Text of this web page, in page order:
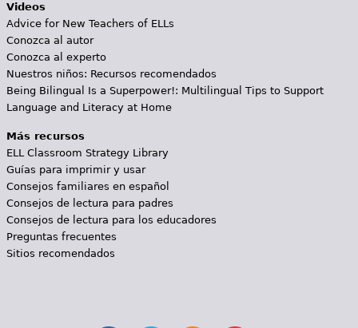
Videos
Advice for New Teachers of ELLs
Conozca al autor
Conozca al experto
Nuestros niños: Recursos recomendados
Being Bilingual Is a Superpower!: Multilingual Tips to Support
Language and Literacy at Home
Más recursos
ELL Classroom Strategy Library
Guías para imprimir y usar
Consejos familiares en español
Consejos de lectura para padres
Consejos de lectura para los educadores
Preguntas frecuentes
Sitios recomendados